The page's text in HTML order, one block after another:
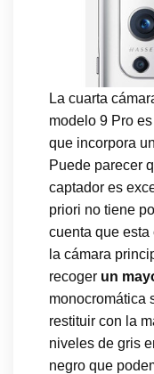
La cuarta
modelo 9 Pro
que incorpora
Puede parecer
captador es
priori no tiene
cuenta que esta
la cámara
recoger un
monocromática
restituir con la
niveles de gris
negro que